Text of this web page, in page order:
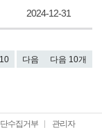
2024-12-31
10 다음
다음 10개
수집거부 관리자